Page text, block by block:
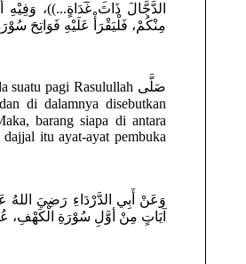
الدَّجَّالَ ذَاتَ غَدَاةٍ...))،
مِنْكُمْ، فَلْيَقْرَأْ عَلَيْهِ فَوَاتِحَ
itu ayat-ayat pembuka
وَعَنْ أَبِي الدَّرْدَاءِ رَضِيَ
آيَاتٍ مِنْ أوَّلِ سُوْرَةِ الْكَهْفِ،